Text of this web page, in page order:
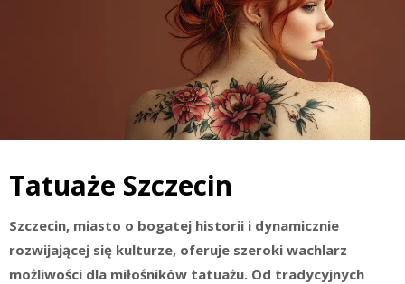
Tatuaże Szczecin
Szczecin, miasto o bogatej historii i dynamicznie
rozwijającej się kulturze, oferuje szeroki wachlarz
możliwości dla miłośników tatuażu. Od tradycyjnych